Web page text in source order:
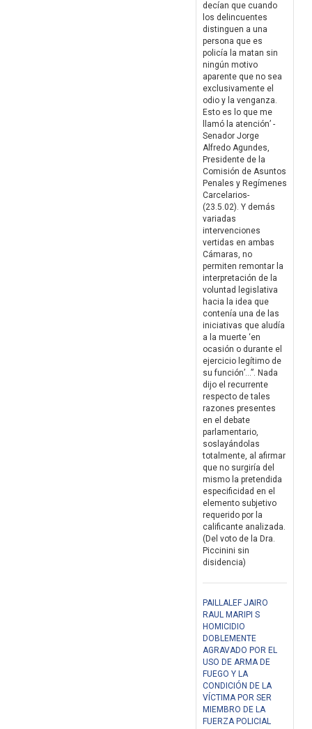
decían que cuando
los delincuentes
distinguen a una
persona que es
policía la matan sin
ningún motivo
aparente que no sea
exclusivamente el
odio y la venganza.
Esto es lo que me
llamó la atención’ -
Senador Jorge
Alfredo Agundes,
Presidente de la
Comisión de Asuntos
Penales y Regímenes
Carcelarios-
(23.5.02). Y demás
variadas
intervenciones
vertidas en ambas
Cámaras, no
permiten remontar la
interpretación de la
voluntad legislativa
hacia la idea que
contenía una de las
iniciativas que aludía
a la muerte ‘en
ocasión o durante el
ejercicio legítimo de
su función’…”. Nada
dijo el recurrente
respecto de tales
razones presentes
en el debate
parlamentario,
soslayándolas
totalmente, al afirmar
que no surgiría del
mismo la pretendida
especificidad en el
elemento subjetivo
requerido por la
calificante analizada.
(Del voto de la Dra.
Piccinini sin
disidencia)
PAILLALEF JAIRO
RAUL MARIPI S
HOMICIDIO
DOBLEMENTE
AGRAVADO POR EL
USO DE ARMA DE
FUEGO Y LA
CONDICIÓN DE LA
VÍCTIMA POR SER
MIEMBRO DE LA
FUERZA POLICIAL